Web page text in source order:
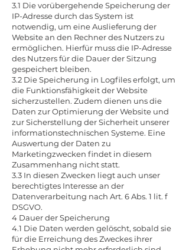
3.1 Die vorübergehende Speicherung der
IP-Adresse durch das System ist
notwendig, um eine Auslieferung der
Website an den Rechner des Nutzers zu
ermöglichen. Hierfür muss die IP-Adresse
des Nutzers für die Dauer der Sitzung
gespeichert bleiben.
3.2 Die Speicherung in Logfiles erfolgt, um
die Funktionsfähigkeit der Website
sicherzustellen. Zudem dienen uns die
Daten zur Optimierung der Website und
zur Sicherstellung der Sicherheit unserer
informationstechnischen Systeme. Eine
Auswertung der Daten zu
Marketingzwecken findet in diesem
Zusammenhang nicht statt.
3.3 In diesen Zwecken liegt auch unser
berechtigtes Interesse an der
Datenverarbeitung nach Art. 6 Abs. 1 lit. f
DSGVO.
4 Dauer der Speicherung
4.1 Die Daten werden gelöscht, sobald sie
für die Erreichung des Zweckes ihrer